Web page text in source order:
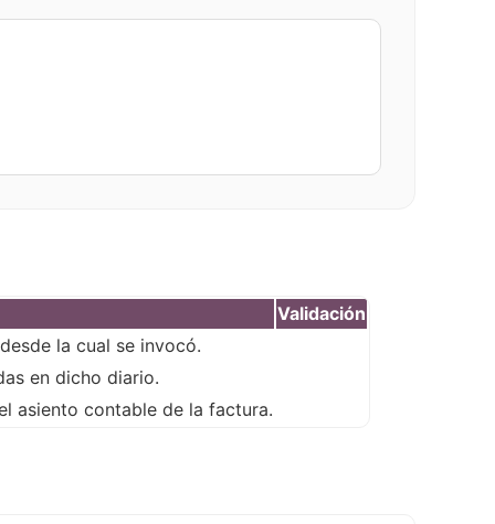
Validación
la cual se invocó.
en dicho diario.
asiento contable de la factura.